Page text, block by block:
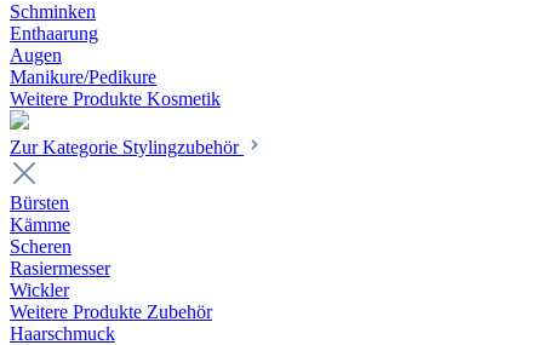
Schminken
Enthaarung
Augen
Manikure/Pedikure
Weitere Produkte Kosmetik
Zur Kategorie Stylingzubehör
Bürsten
Kämme
Scheren
Rasiermesser
Wickler
Weitere Produkte Zubehör
Haarschmuck